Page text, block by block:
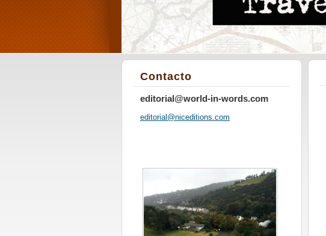
Contacto
editorial@world-in-words.com
editorial@niceditions.com